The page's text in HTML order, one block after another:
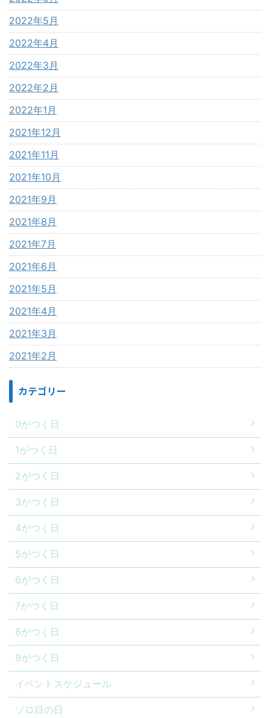
2022年5月
2022年4月
2022年3月
2022年2月
2022年1月
2021年12月
2021年11月
2021年10月
2021年9月
2021年8月
2021年7月
2021年6月
2021年5月
2021年4月
2021年3月
2021年2月
カテゴリー
0がつく日
1がつく日
2がつく日
3がつく日
4がつく日
5がつく日
6がつく日
7がつく日
8がつく日
9がつく日
イベントスケジュール
ゾロ目の日